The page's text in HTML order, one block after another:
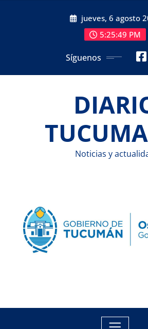
jueves, 6 agosto
5:25:50 PM
Síguenos
Noticias y